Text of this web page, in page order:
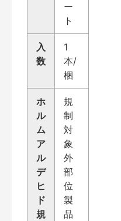
ー
ト
入
数
1
本/
梱
ホ
ル
ム
ア
ル
デ
ヒ
ド
規
規
制
対
象
外
部
位
製
品